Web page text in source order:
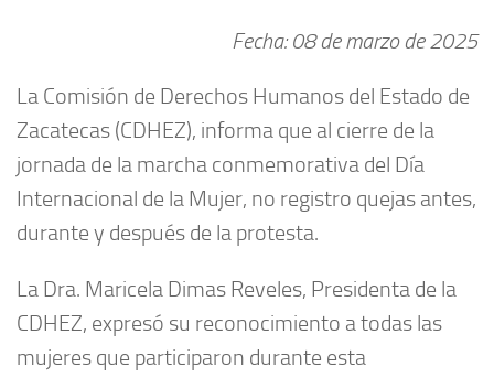
Fecha: 08de marzo de 2025
La Comisión de Derechos Humanos del Estado de
Zacatecas (CDHEZ), informa que al cierre de la
jornada de la marcha conmemorativa del Día
Internacional de la Mujer, no registro quejas antes,
durante y después de la protesta.
La Dra. Maricela Dimas Reveles, Presidenta de la
CDHEZ, expresó su reconocimiento a todas las
mujeres que participaron durante esta